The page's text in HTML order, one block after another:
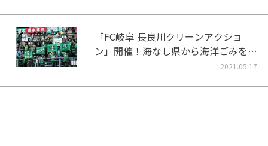
「FC岐阜 長良川クリーンアクショ
ン」開催！海なし県から海洋ごみをな
2021.05.17